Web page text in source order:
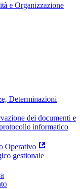
e Organizzazione
Determinazioni
dei documenti e
informatico
Operativo
gestionale